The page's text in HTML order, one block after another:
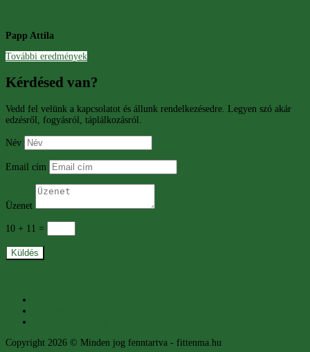
Papp Attila
További eredmények
Kérdésed van?
Vedd fel velünk a kapcsolatot és állunk rendelkezésedre. Legyen szó akár
edzésről, fogyásról, táplálkozásról.
Név
Email cím
Üzenet
10 + 11 =
Küldés
Copyright 2026 © Minden jog fenntartva - fittenma.hu